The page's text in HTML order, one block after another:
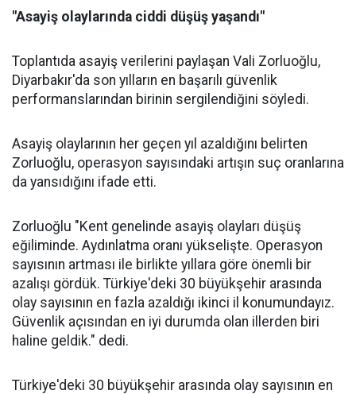
"Asayiş olaylarında ciddi düşüş yaşandı"
Toplantıda asayiş verilerini paylaşan Vali Zorluoğlu,
Diyarbakır'da son yılların en başarılı güvenlik
performanslarından birinin sergilendiğini söyledi.
Asayiş olaylarının her geçen yıl azaldığını belirten
Zorluoğlu, operasyon sayısındaki artışın suç oranlarına
da yansıdığını ifade etti.
Zorluoğlu "Kent genelinde asayiş olayları düşüş
eğiliminde. Aydınlatma oranı yükselişte. Operasyon
sayısının artması ile birlikte yıllara göre önemli bir
azalışı gördük. Türkiye'deki 30 büyükşehir arasında
olay sayısının en fazla azaldığı ikinci il konumundayız.
Güvenlik açısından en iyi durumda olan illerden biri
haline geldik." dedi.
Türkiye'deki 30 büyükşehir arasında olay sayısının en